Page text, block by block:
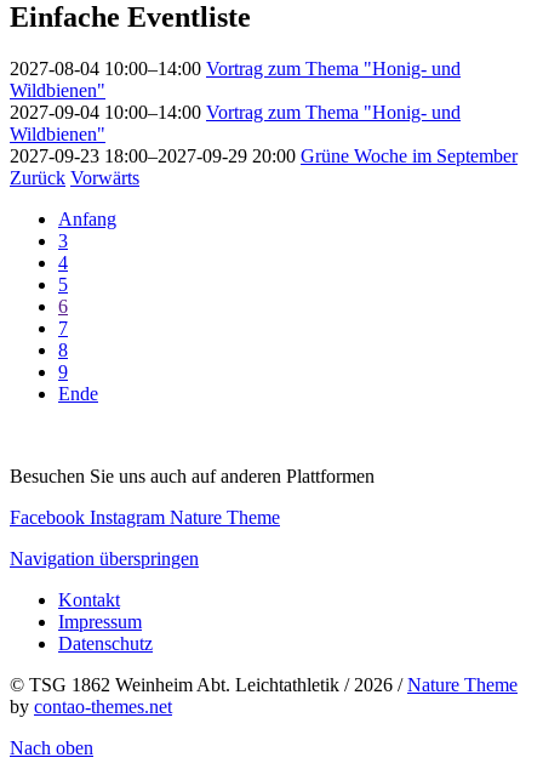
Einfache Eventliste
2027-08-04 10:00–14:00 Vortrag zum Thema "Honig- und
Wildbienen"
2027-09-04 10:00–14:00 Vortrag zum Thema "Honig- und
Wildbienen"
2027-09-23 18:00–2027-09-29 20:00 Grüne Woche im September
Zurück Vorwärts
Anfang
3
4
5
6
7
8
9
Ende
Besuchen Sie uns auch auf anderen Plattformen
Facebook Instagram Nature Theme
Navigation überspringen
Kontakt
Impressum
Datenschutz
© TSG 1862 Weinheim Abt. Leichtathletik / 2026 /Nature Theme
by contao-themes.net
Nach oben